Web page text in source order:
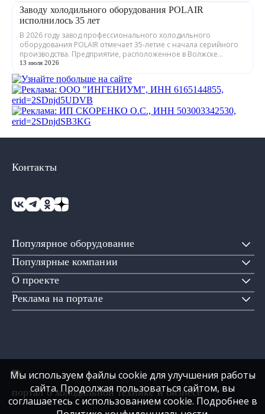
Заводу холодильного оборудования POLAIR
исполнилось 35 лет
В 2026 году завод профессионального холодильного
оборудования POLAIR отмечает 35-летие с начала серийного
производства. Предприятие, расположенное в Волжске
Республики Марий Эл, выпускает обору...
13 июля 2026
Популярное оборудование
Популярные компании
О проекте
Реклама на портале
Контакты
портал о холодильной технике и бизнесе
Мы используем файлы cookie для улучшения работы
сайта. Продолжая пользоваться сайтом, вы
соглашаетесь с использованием cookie. Подробнее в